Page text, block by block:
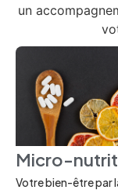
un
Micro-
Votre bien-être par